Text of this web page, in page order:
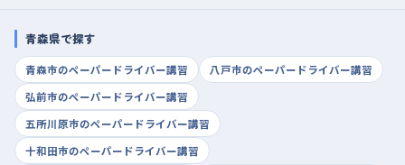
青森県で探す
青森市のペーパードライバー講習
八戸市のペーパードライバー講習
弘前市のペーパードライバー講習
五所川原市のペーパードライバー講習
十和田市のペーパードライバー講習